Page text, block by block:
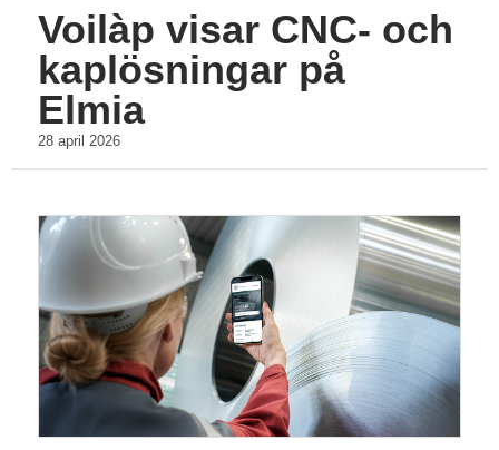
Voilàp visar CNC- och
kaplösningar på
Elmia
28 april 2026